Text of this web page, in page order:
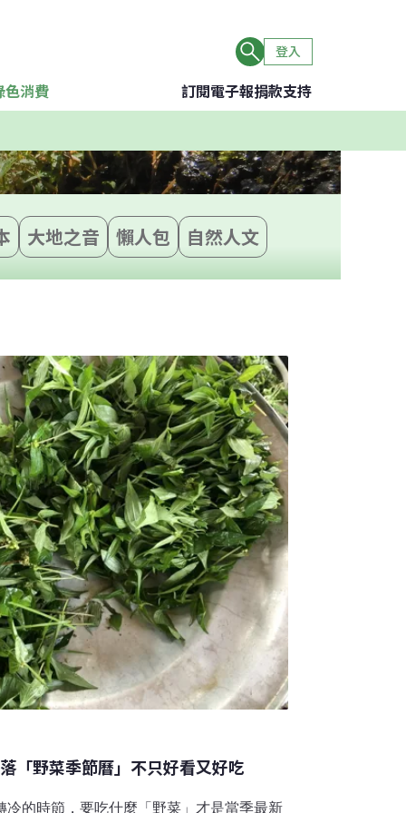
登入
色消費 訂閱電子報捐款支持
大地之音 懶人包 自然人文
「野菜季節曆」不只好看又好吃
冷的時節，要吃什麼「野菜」才是當季最新